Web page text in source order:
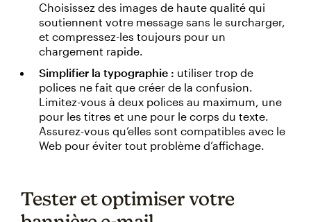
Choisissez des images de haute qualité qui
soutiennent votre message sans le surcharger,
et compressez-les toujours pour un
chargement rapide.
Simplifier la typographie : utiliser trop de
polices ne fait que créer de la confusion.
Limitez-vous à deux polices au maximum, une
pour les titres et une pour le corps du texte.
Assurez-vous qu’elles sont compatibles avec le
Web pour éviter tout problème d’affichage.
Tester et optimiser votre